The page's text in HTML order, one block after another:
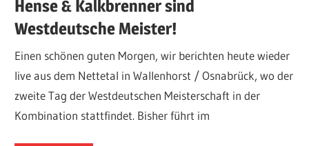
Hense & Kalkbrenner sind
Westdeutsche Meister!
Einen schönen guten Morgen, wir berichten heute wieder
live aus dem Nettetal in Wallenhorst / Osnabrück, wo der
zweite Tag der Westdeutschen Meisterschaft in der
Kombination stattfindet. Bisher führt im